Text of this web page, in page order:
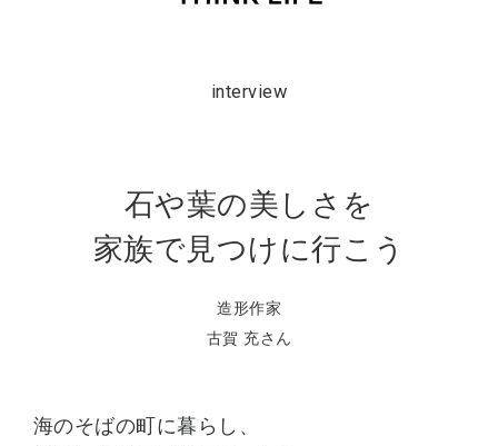
interview
石や葉の美しさを
家族で見つけに行こう
造形作家
古賀 充さん
海のそばの町に暮らし、